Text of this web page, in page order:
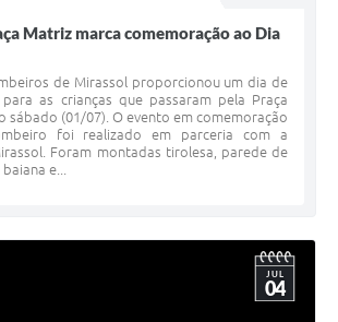
Matriz marca comemoração ao Dia
de Mirassol proporcionou um dia de
as crianças que passaram pela Praça
sábado (01/07). O evento em comemoração
foi realizado em parceria com a
Foram montadas tirolesa, parede de
e...
JUL
04